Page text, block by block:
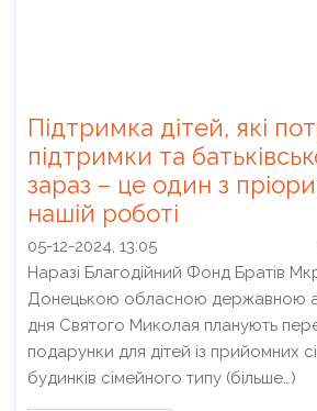
Підтримка дітей, які
підтримки та
зараз – це один з
нашій роботі
05-12-2024, 13:05
Наразі Благодійний Фонд Братів
Донецькою обласною державною
дня Святого Миколая планують
подарунки для дітей із прийомних
будинків сімейного типу (більше…)